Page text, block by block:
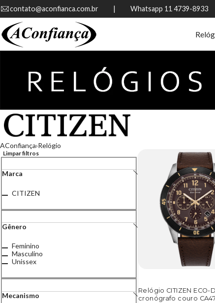
contato@aconfianca.com.br          |          Whatsapp 11 4739-8933
AConfiança Relógio
Limpar filtros
Marca
CITIZEN
Gênero
Feminino
Masculino
Unissex
Mecanismo
Relógio CITIZEN ECO-
cronógrafo couro